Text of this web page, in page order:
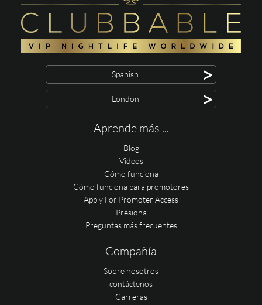
Spanish >
London >
Aprende más ...
Blog
Videos
Cómo funciona
Cómo funciona para promotores
Apply For Promoter Access
Presiona
Preguntas más frecuentes
Compañía
Sobre nosotros
contáctenos
Carreras